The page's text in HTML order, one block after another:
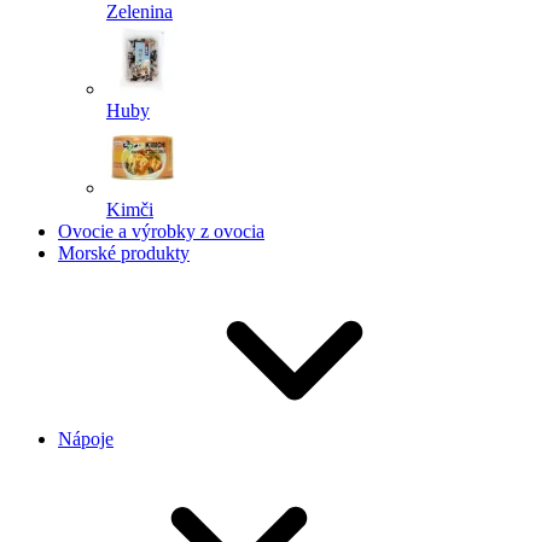
Zelenina
Huby
Kimči
Ovocie a výrobky z ovocia
Morské produkty
Nápoje